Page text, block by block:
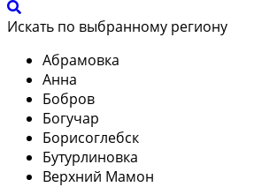
Искать по выбранному региону
Абрамовка
Анна
Бобров
Богучар
Борисоглебск
Бутурлиновка
Верхний Мамон